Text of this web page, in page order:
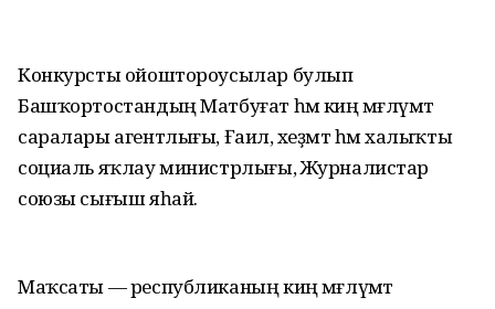
Конкурсты ойоштороусылар булып
Башҡортостандың Матбуғат һәм киң мәғлүмәт
саралары агентлығы, Ғаилә, хеҙмәт һәм халыҡты
социаль яҡлау министрлығы, Журналистар
союзы сығыш яһай.
Маҡсаты — республиканың киң мәғлүмәт